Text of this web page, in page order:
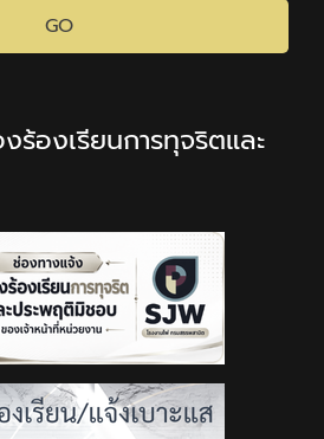
GO
ร้องเรียนการทุจริตและ